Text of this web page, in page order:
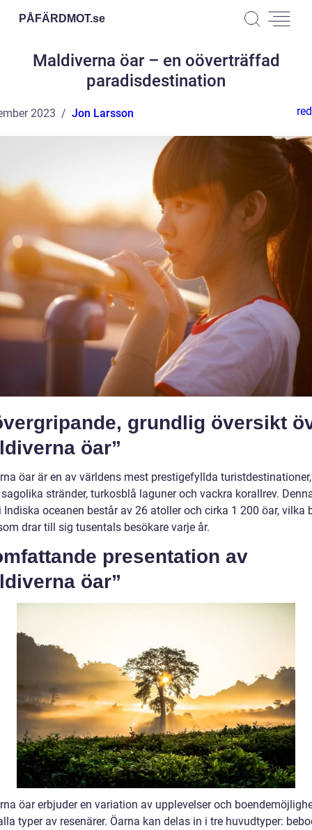
PÅFÄRDMOT.se
Maldiverna öar – en oöverträffad
paradisdestination
2023 Jon Larsson
grundlig översikt
öar”
öar är en av världens mest prestigefyllda
stränder, turkosblå laguner och vackra korallrev.
Indiska oceanen består av 26 atoller och cirka 1 200 öar, vilka
drar till sig tusentals besökare varje år.
presentation av
öar”
öar erbjuder en variation av upplevelser och
typer av resenärer. Öarna kan delas in i tre huvudtyper: